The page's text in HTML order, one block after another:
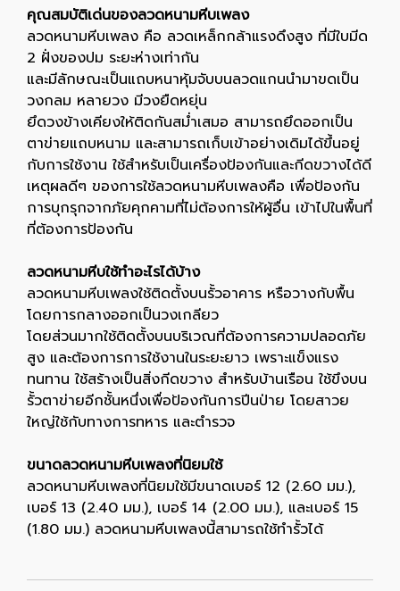
คุณสมบัติเด่นของลวดหนามหีบเพลง
ลวดหนามหีบเพลง คือ ลวดเหล็กกล้าแรงดึงสูง ที่มีใบมีด
2 ฝั่งของปม ระยะห่างเท่ากัน
และมีลักษณะเป็นแถบหนาหุ้มจับบนลวดแกนนำมาขดเป็น
วงกลม หลายวง มีวงยืดหยุ่น
ยึดวงข้างเคียงให้ติดกันสม่ำเสมอ สามารถยึดออกเป็น
ตาข่ายแถบหนาม และสามารถเก็บเข้าอย่างเดิมได้ขึ้นอยู่
กับการใช้งาน ใช้สำหรับเป็นเครื่องป้องกันและกีดขวางได้ดี
เหตุผลดีๆ ของการใช้ลวดหนามหีบเพลงคือ เพื่อป้องกัน
การบุกรุกจากภัยคุกคามที่ไม่ต้องการให้ผู้อื่น เข้าไปในพื้นที่
ที่ต้องการป้องกัน
ลวดหนามหีบใช้ทำอะไรได้บ้าง
ลวดหนามหีบเพลงใช้ติดตั้งบนรั้วอาคาร หรือวางกับพื้น
โดยการกลางออกเป็นวงเกลียว
โดยส่วนมากใช้ติดตั้งบนบริเวณที่ต้องการความปลอดภัย
สูง และต้องการการใช้งานในระยะยาว เพราะแข็งแรง
ทนทาน ใช้สร้างเป็นสิ่งกีดขวาง สำหรับบ้านเรือน ใช้ขึงบน
รั้วตาข่ายอีกชั้นหนึ่งเพื่อป้องกันการปีนป่าย โดยสาวย
ใหญ่ใช้กับทางการทหาร และตำรวจ
ขนาดลวดหนามหีบเพลงที่นิยมใช้
ลวดหนามหีบเพลงที่นิยมใช้มีขนาดเบอร์ 12 (2.60 มม.),
เบอร์ 13 (2.40 มม.), เบอร์ 14 (2.00 มม.), และเบอร์ 15
(1.80 มม.) ลวดหนามหีบเพลงนี้สามารถใช้ทำรั้วได้